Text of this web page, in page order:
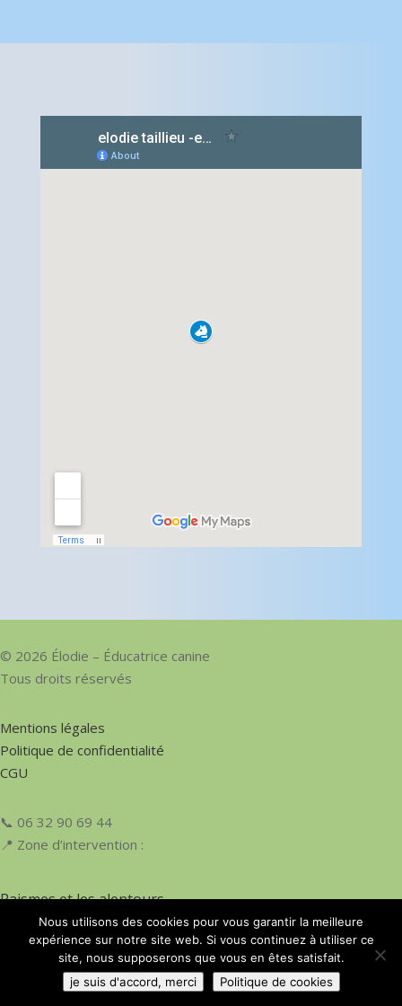
© 2026 Élodie – Éducatrice canine
Tous droits réservés
Mentions légales
Politique de confidentialité
CGU
📞 06 32 90 69 44
📍 Zone d’intervention :
Raismes et les alentours
Escaudain et les alentours
auchy les orchies et les alentours
Nous utilisons des cookies pour vous garantir la meilleure
expérience sur notre site web. Si vous continuez à utiliser ce
site, nous supposerons que vous en êtes satisfait.
je suis d'accord, merci
Politique de cookies